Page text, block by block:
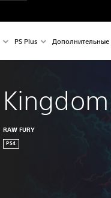
PS Plus Дополнительные
RAW FURY
PS4